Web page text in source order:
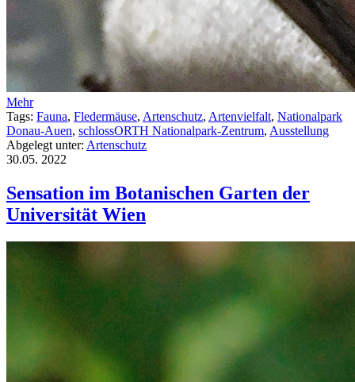
Mehr
Tags: Fauna, Fledermäuse, Artenschutz, Artenvielfalt, Nationalpark
Donau-Auen, schlossORTH Nationalpark-Zentrum, Ausstellung
Abgelegt unter: Artenschutz
30.05. 2022
Sensation im Botanischen Garten der
Universität Wien